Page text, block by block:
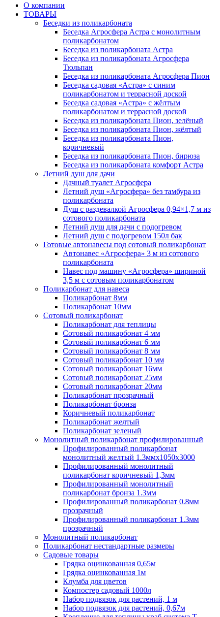
О компании
ТОВАРЫ
Беседки из поликарбоната
Беседка Агросфера Астра с монолитным
поликарбонатом
Беседка из поликарбоната Астра
Беседка из поликарбоната Агросфера
Тюльпан
Беседка из поликарбоната Агросфера Пион
Беседка садовая «Астра» с синим
поликарбонатом и террасной доской
Беседка садовая «Астра» с жёлтым
поликарбонатом и террасной доской
Беседка из поликарбоната Пион, зелёный
Беседка из поликарбоната Пион, жёлтый
Беседка из поликарбоната Пион,
коричневый
Беседка из поликарбоната Пион, бирюза
Беседка из поликарбоната комфорт Астра
Летний душ для дачи
Дачный туалет Агросфера
Летний душ «Агросфера» без тамбура из
поликарбоната
Душ с раздевалкой Агросфера 0,94×1,7 м из
сотового поликарбоната
Летний душ для дачи с подогревом
Летний душ с подогревом 150л бак
Готовые автонавесы под сотовый поликарбонат
Автонавес «Агросфера» 3 м из сотового
поликарбоната
Навес под машину «Агросфера» шириной
3,5 м с сотовым поликарбонатом
Поликарбонат для навеса
Поликарбонат 8мм
Поликарбонат 10мм
Сотовый поликарбонат
Поликарбонат для теплицы
Сотовый поликарбонат 4 мм
Сотовый поликарбонат 6 мм
Сотовый поликарбонат 8 мм
Сотовый поликарбонат 10 мм
Сотовый поликарбонат 16мм
Сотовый поликарбонат 25мм
Сотовый поликарбонат 20мм
Поликарбонат прозрачный
Поликарбонат бронза
Коричневый поликарбонат
Поликарбонат желтый
Поликарбонат зеленый
Монолитный поликарбонат профилированный
Профилированный поликарбонат
монолитный желтый 1.3ммх1050х3000
Профилированный монолитный
поликарбонат коричневый 1,3мм
Профилированный монолитный
поликарбонат бронза 1.3мм
Профилированный поликарбонат 0.8мм
прозрачный
Профилированный поликарбонат 1.3мм
прозрачный
Монолитный поликарбонат
Поликарбонат нестандартные размеры
Садовые товары
Грядка оцинкованная 0,65м
Грядка оцинкованная 1м
Клумба для цветов
Компостер садовый 1000л
Набор подвязок для растений, 1 м
Набор подвязок для растений, 0,67м